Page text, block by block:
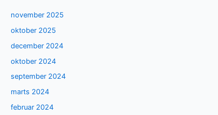
november 2025
oktober 2025
december 2024
oktober 2024
september 2024
marts 2024
februar 2024